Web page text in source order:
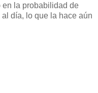
en la probabilidad de
día, lo que la hace aún